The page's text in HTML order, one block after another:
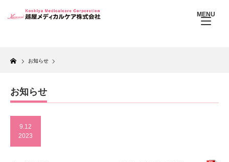
Home
お知らせ
お知らせ
9.12
2023
MENU